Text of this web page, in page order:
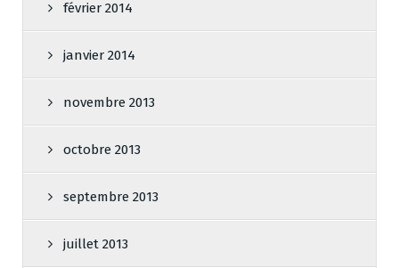
février 2014
janvier 2014
novembre 2013
octobre 2013
septembre 2013
juillet 2013